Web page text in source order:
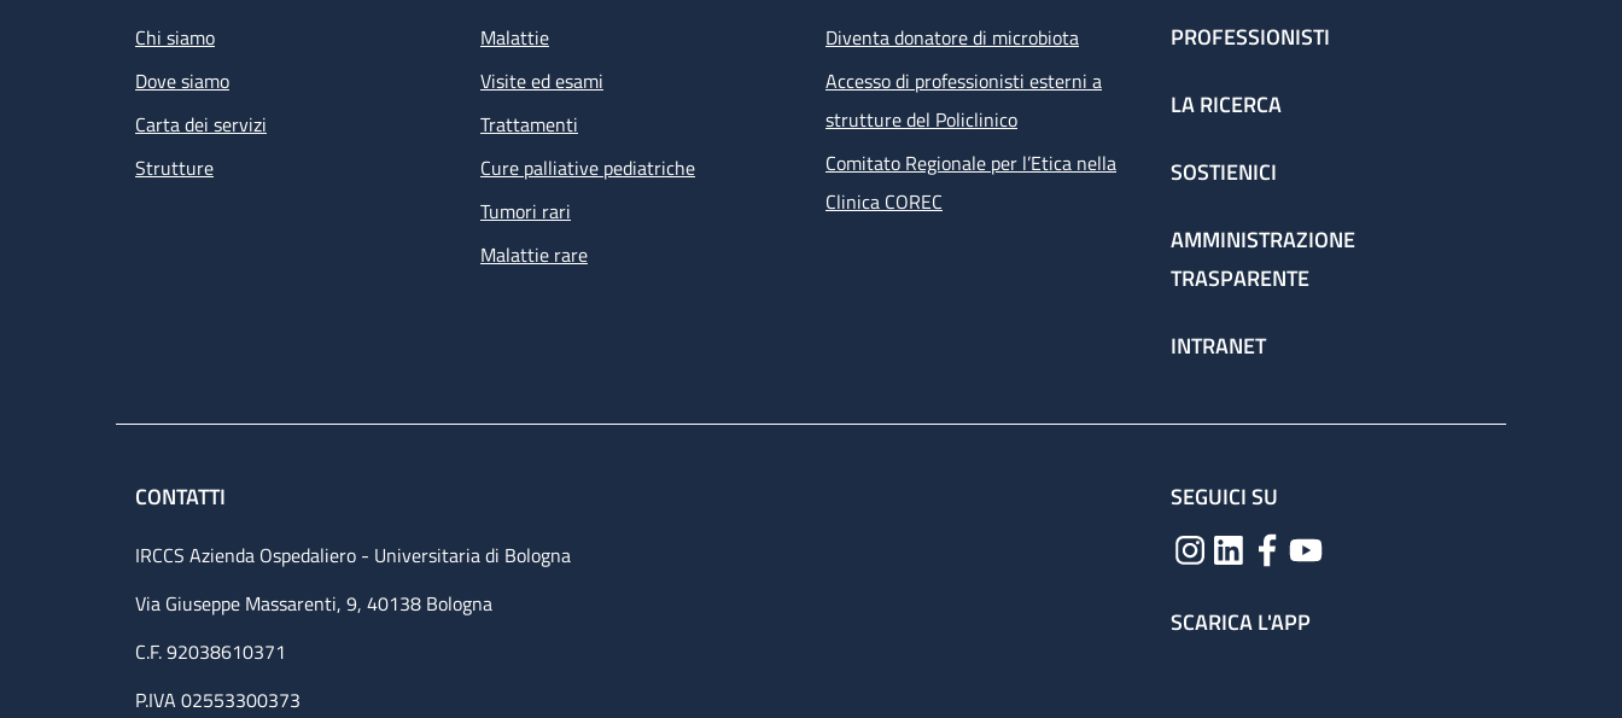
Chi siamo
Dove siamo
Carta dei servizi
Strutture
Malattie
Visite ed esami
Trattamenti
Cure palliative pediatriche
Tumori rari
Malattie rare
Diventa donatore di microbiota
Accesso di professionisti esterni a
strutture del Policlinico
Comitato Regionale per l’Etica nella
Clinica COREC
PROFESSIONISTI
LA RICERCA
SOSTIENICI
AMMINISTRAZIONE
TRASPARENTE
INTRANET
CONTATTI
IRCCS Azienda Ospedaliero - Universitaria di Bologna
Via Giuseppe Massarenti, 9, 40138 Bologna
C.F. 92038610371
P.IVA 02553300373
SEGUICI SU
SCARICA L'APP